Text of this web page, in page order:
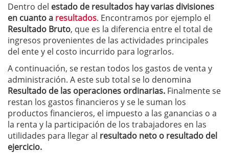
Dentro del estado de resultados hay varias divisiones
en cuanto a resultados. Encontramos por ejemplo el
Resultado Bruto, que es la diferencia entre el total de
ingresos provenientes de las actividades principales
del ente y el costo incurrido para lograrlos.
A continuación, se restan todos los gastos de venta y
administración. A este sub total se lo denomina
Resultado de las operaciones ordinarias. Finalmente se
restan los gastos financieros y se le suman los
productos financieros, el impuesto a las ganancias o a
la renta y la participación de los trabajadores en las
utilidades para llegar al resultado neto o resultado del
ejercicio.